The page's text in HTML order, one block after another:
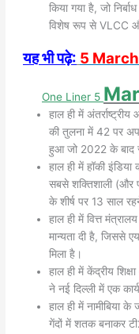
किया गया है, जो
विशेष रूप से VLCC
यह भी पढ़े: 5
One Liner 5
हाल ही में
की तुलना में 42 पर
हुआ जो 2022 के बाद
हाल ही में हॉकी
सबसे शक्तिशाली (और
के शीर्ष पर 13 साल
हाल ही में वित्त
मान्यता दी है, जिससे
मिला है।
हाल ही में केंद्रीय
ने नई दिल्ली में एक
हाल ही में नामीबिया
गेंदों में शतक बनाकर